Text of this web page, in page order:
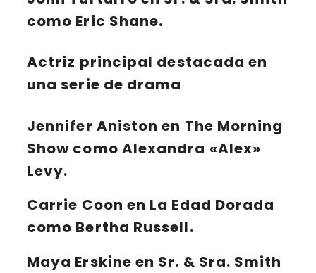
como Eric Shane.
Actriz principal destacada en
una serie de drama
Jennifer Aniston en The Morning
Show como Alexandra «Alex»
Levy.
Carrie Coon en La Edad Dorada
como Bertha Russell.
Maya Erskine en Sr. & Sra. Smith